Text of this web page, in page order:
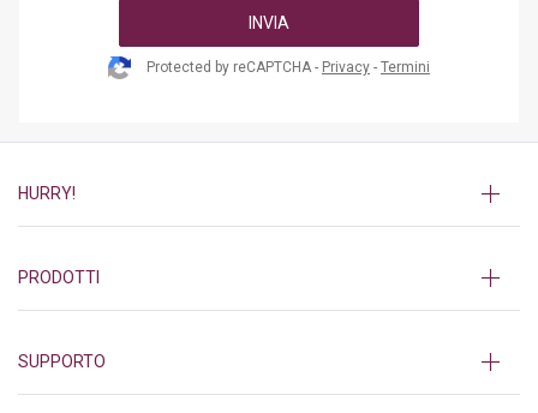
INVIA
Protected by reCAPTCHA - Privacy - Termini
HURRY!
PRODOTTI
SUPPORTO